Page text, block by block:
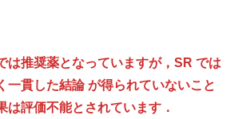
は推奨薬となっていますが，SR では
一貫した結論 が得られていないこと
は評価不能とされています．